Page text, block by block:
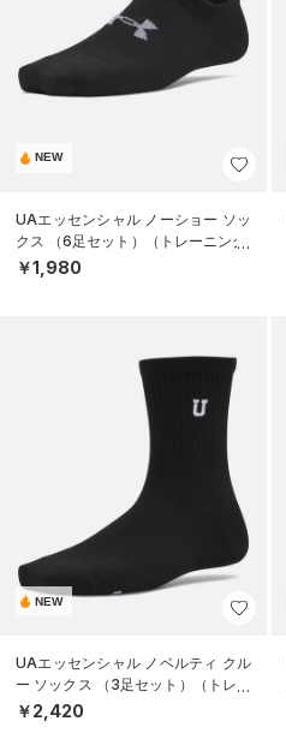
NEW
UAエッセンシャル ノーショー ソッ
クス （6足セット）（トレーニング/
KIDS）
￥1,980
NEW
UAエッセンシャル ノベルティ クル
ー ソックス （3足セット）（トレー
ニング/WOMEN）
￥2,420